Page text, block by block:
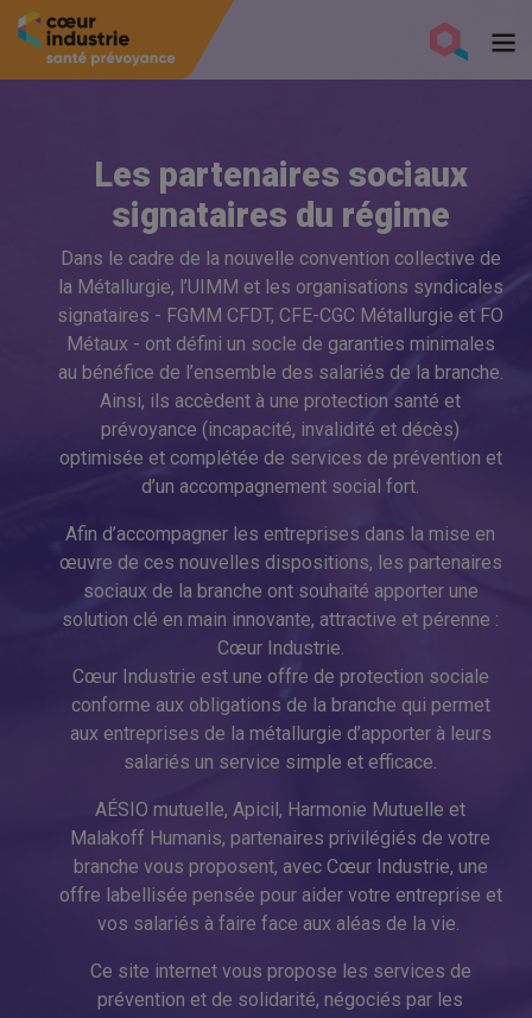
Aller au contenu principal
Les partenaires sociaux
signataires du régime
Dans le cadre de la nouvelle convention collective de
la Métallurgie, l’UIMM et les organisations syndicales
signataires - FGMM CFDT, CFE-CGC Métallurgie et FO
Métaux - ont défini un socle de garanties minimales
au bénéfice de l’ensemble des salariés de la branche.
Ainsi, ils accèdent à une protection santé et
prévoyance (incapacité, invalidité et décès)
optimisée et complétée de services de prévention et
d’un accompagnement social fort.
Afin d’accompagner les entreprises dans la mise en
œuvre de ces nouvelles dispositions, les partenaires
sociaux de la branche ont souhaité apporter une
solution clé en main innovante, attractive et pérenne :
Cœur Industrie.
Cœur Industrie est une offre de protection sociale
conforme aux obligations de la branche qui permet
aux entreprises de la métallurgie d’apporter à leurs
salariés un service simple et efficace.
AÉSIO mutuelle, Apicil, Harmonie Mutuelle et
Malakoff Humanis, partenaires privilégiés de votre
branche vous proposent, avec Cœur Industrie, une
offre labellisée pensée pour aider votre entreprise et
vos salariés à faire face aux aléas de la vie.
Ce site internet vous propose les services de
prévention et de solidarité, négociés par les